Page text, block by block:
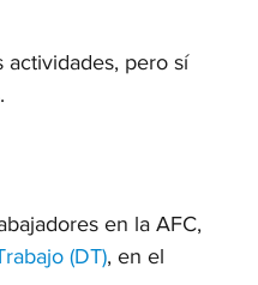
actividades, pero sí
en la AFC,
(DT), en el